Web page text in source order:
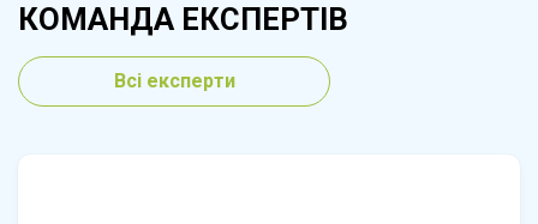
КОМАНДА ЕКСПЕРТІВ
Всі експерти